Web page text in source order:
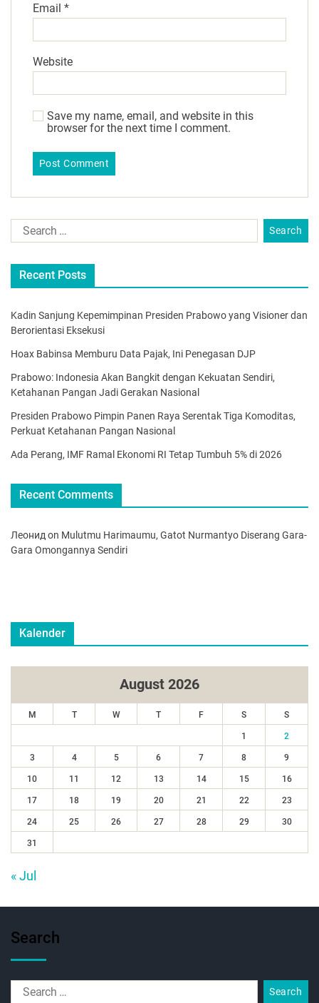
Email *
Website
Save my name, email, and website in this
browser for the next time I comment.
Recent Posts
Kadin Sanjung Kepemimpinan Presiden Prabowo yang Visioner dan
Berorientasi Eksekusi
Hoax Babinsa Memburu Data Pajak, Ini Penegasan DJP
Prabowo: Indonesia Akan Bangkit dengan Kekuatan Sendiri,
Ketahanan Pangan Jadi Gerakan Nasional
Presiden Prabowo Pimpin Panen Raya Serentak Tiga Komoditas,
Perkuat Ketahanan Pangan Nasional
Ada Perang, IMF Ramal Ekonomi RI Tetap Tumbuh 5% di 2026
Recent Comments
Леонид on Mulutmu Harimaumu, Gatot Nurmantyo Diserang Gara-
Gara Omongannya Sendiri
Kalender
August 2026
M T W T F S S
1 2
3 4 5 6 7 8 9
10 11 12 13 14 15 16
17 18 19 20 21 22 23
24 25 26 27 28 29 30
31
« Jul
Search